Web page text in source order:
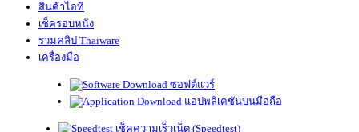
สินค้าไอที
เช็ครอบหนัง
รวมคลิป Thaiware
เครื่องมือ
ซอฟต์แวร์
แอปพลิเคชันบนมือถือ
เช็คความเร็วเน็ต (Speedtest)